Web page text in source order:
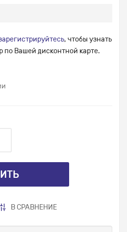
, чтобы узнать
по Вашей дисконтной карте.
В СРАВНЕНИЕ